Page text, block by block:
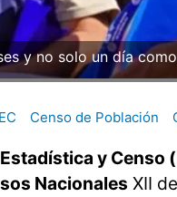
y no solo un día
Censo de Población
y Censo (
Nacionales XII